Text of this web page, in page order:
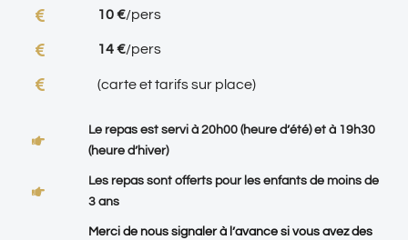
10 €/pers
14 €/pers
(carte et tarifs sur place)
Le repas est servi à 20h00 (heure d’été) et à 19h30
(heure d’hiver)
Les repas sont offerts pour les enfants de moins de
3 ans
Merci de nous signaler à l’avance si vous avez des